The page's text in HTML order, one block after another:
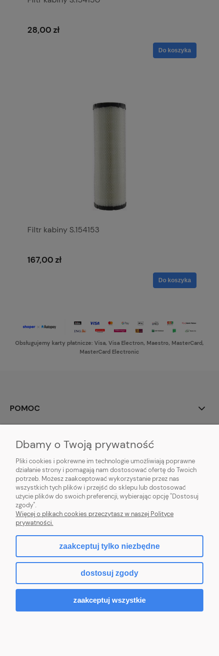
28,00 zł
Do koszyka
Filtr kabiny S.154153
167,00 zł
Do koszyka
Obsługujemy karty płatnicze: Visa, Visa Electron, Maestro, MasterCard,
MasterCard Electronic
POMOC
PŁATNOŚCI I DOSTAWA
INFORMACJE
O NAS
Sklep internetowy Shoper Premium
Dbamy o Twoją prywatność
Pliki cookies i pokrewne im technologie umożliwiają poprawne
działanie strony i pomagają nam dostosować ofertę do Twoich
potrzeb. Możesz zaakceptować wykorzystanie przez nas
wszystkich tych plików i przejść do sklepu lub dostosować
użycie plików do swoich preferencji, wybierając opcję "Dostosuj
zgody".
Więcej o plikach cookies przeczytasz w naszej Polityce
prywatności.
zaakceptuj tylko niezbędne
dostosuj zgody
zaakceptuj wszystkie